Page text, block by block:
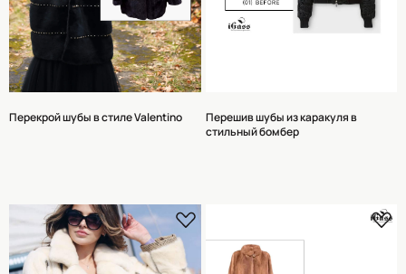
Перекрой шубы в стиле Valentino
Перешив шубы из каракуля в
стильный бомбер
Условия возврата
Рассрочка
РАЗРАБОТКА ДИЗАЙНА